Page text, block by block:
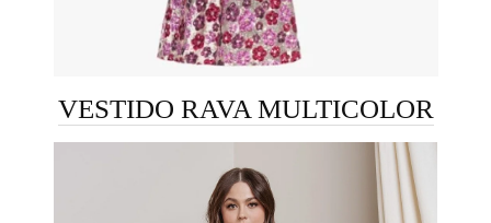
VESTIDO RAVA MULTICOLOR